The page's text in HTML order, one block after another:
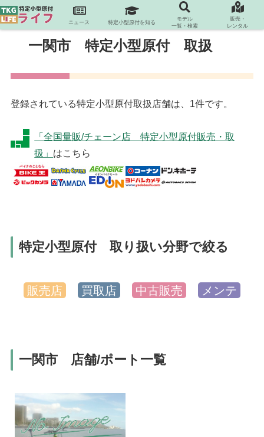
一関市 特定小型原付 取扱
登録されている特定小型原付取扱店舗は、1件です。
「全国量販/チェーン店 特定小型原付販売・取
扱」 はこちら
特定小型原付 取り扱い分野で絞る
販売店 買取店 中古販売 メンテ
一関市 店舗/ポート一覧
ニュース 特定小型原付を知る
モデル
一覧・検索
販売・
レンタル